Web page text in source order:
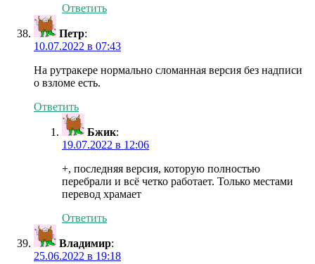
Ответить
Петр:
10.07.2022 в 07:43
На рутракере нормально сломанная версия без надписи
о взломе есть.
Ответить
Бжик:
19.07.2022 в 12:06
+, последняя версия, которую полностью
перебрали и всё четко работает. Только местами
перевод храмает
Ответить
Владимир:
25.06.2022 в 19:18